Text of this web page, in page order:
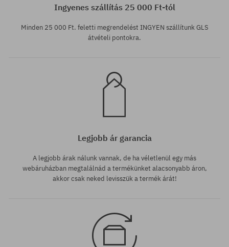
Ingyenes szállítás 25 000 Ft-tól
Minden 25 000 Ft. feletti megrendelést INGYEN szállítunk GLS
átvételi pontokra.
Legjobb ár garancia
A legjobb árak nálunk vannak, de ha véletlenül egy más
webáruházban megtalálnád a termékünket alacsonyabb áron,
akkor csak neked levisszük a termék árát!